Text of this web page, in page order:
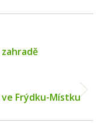
Frýdku-Místku